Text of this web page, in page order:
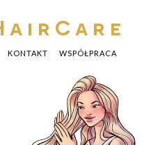
KONTAKT WSPÓŁPRACA